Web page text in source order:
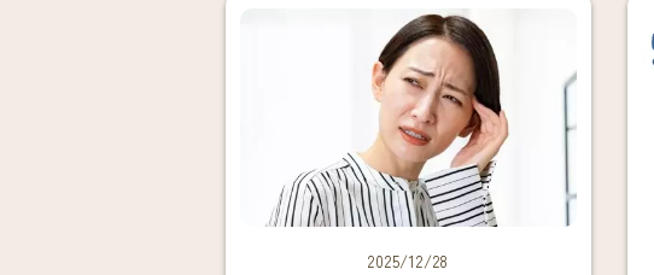
2025/12/28